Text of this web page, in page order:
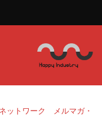
ットワーク メルマガ・